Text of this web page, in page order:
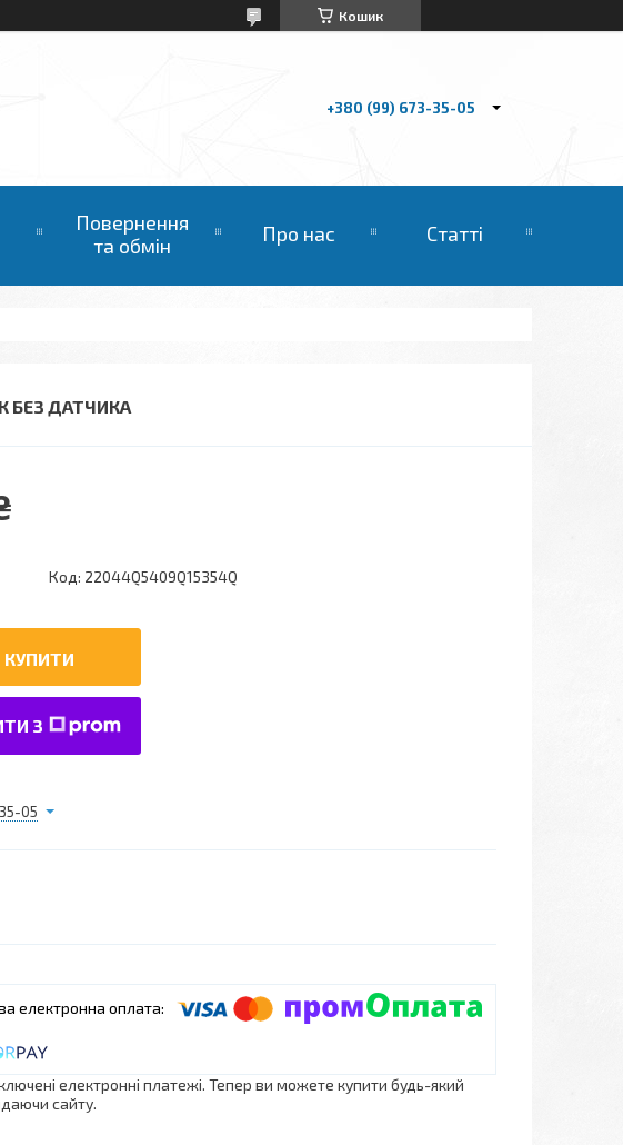
Кошик
+380 (99) 673-35-05
Повернення
та обмін
Про нас Статті
БЕЗ ДАТЧИКА
Код: 22044Q5409Q15354Q
КУПИТИ
З
05
електронні платежі. Тепер ви можете купити будь-який
сайту.